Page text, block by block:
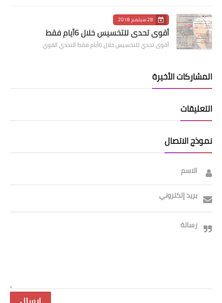
28 سبتمبر 2018
أقوى تحدي للتخسيس خلال 6أيام فقط
أقوى تحدي للتخسيس خلال 6أيام فقط التحدي القوي
المشاركات الأخيرة
التعليقات
نموذج الاتصال
الاسم
بريد إلكتروني
رسالة